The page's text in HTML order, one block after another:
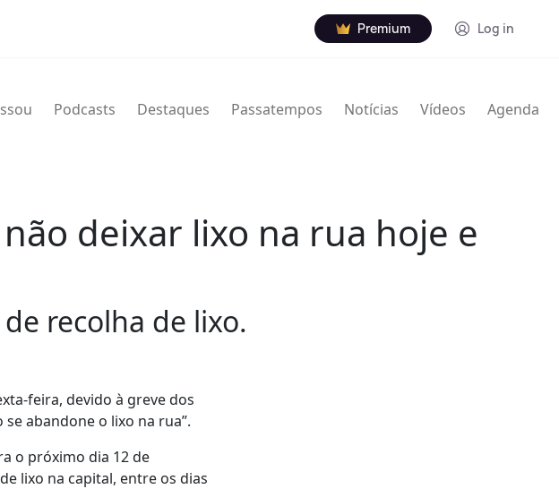
Premium Log in
Podcasts Destaques Passatempos Notícias Vídeos Agenda
deixar lixo na rua hoje e
recolha de lixo.
feira, devido à greve dos
abandone o lixo na rua”.
o próximo dia 12 de
lixo na capital, entre os dias